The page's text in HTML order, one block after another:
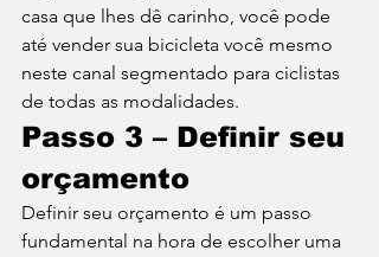
casa que lhes dê carinho, você pode
até vender sua bicicleta você mesmo
neste canal segmentado para ciclistas
de todas as modalidades.
Passo 3 – Definir seu
orçamento
Definir seu orçamento é um passo
fundamental na hora de escolher uma